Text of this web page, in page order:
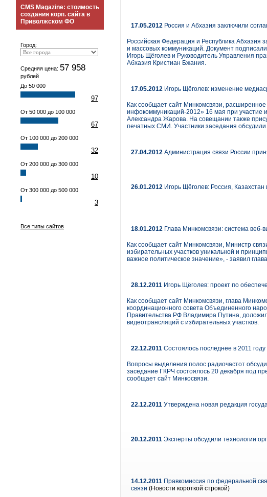
CMS Magazine: стоимость
создания корп. сайта в
Приволжском ФО
Город:
Средняя цена: 57 958
рублей
До 50 000
97
От 50 000 до 100 000
67
От 100 000 до 200 000
32
От 200 000 до 300 000
10
От 300 000 до 500 000
3
Все типы сайтов
17.05.2012 Россия и Абхазия заключили
Российская Федерация и Республика Абхазия
и массовых коммуникаций. Документ
Игорь Щёголев и Руководитель Управления
Абхазия Кристиан Бжания.
17.05.2012 Игорь Щёголев: изменение
Как сообщает сайт Минкомсвязи,
инфокоммуникаций-2012» 16 мая при участие
Александра Жарова. На совещании также
печатных СМИ. Участники заседания
27.04.2012 Администрация связи России
26.01.2012 Игорь Щёголев: Россия,
18.01.2012 Глава Минкомсвязи: система
Как сообщает сайт Минкомсвязи, Министр
избирательных участков уникальной и
важное политическое значение», - заявил
28.12.2011 Игорь Щёголев: проект по
Как сообщает сайт Минкомсвязи, глава
координационного совета Объединенного
Правительства РФ Владимира Путина,
видеотрансляций с избирательных участков.
22.12.2011 Состоялось последнее в 2011
Вопросы выделения полос радиочастот
заседание ГКРЧ состоялось 20 декабря под
сообщает сайт Минкосвязи.
22.12.2011 Утверждена новая редакция
20.12.2011 Эксперты обсудили технологии
14.12.2011 Правкомиссия по федеральной
связи (Новости короткой строкой)